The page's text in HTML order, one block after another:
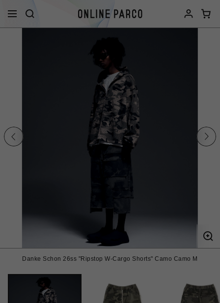
Danke Schon 26ss "Ripstop W-Cargo Shorts" Camo Camo M